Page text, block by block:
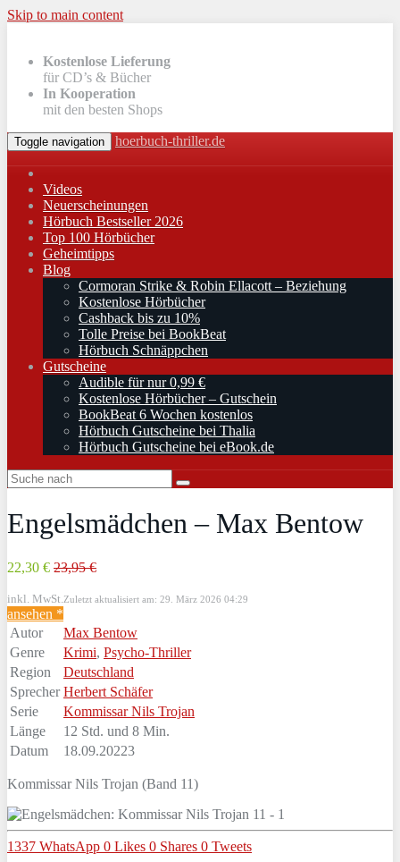
Skip to main content
Kostenlose Lieferung
für CD’s & Bücher
In Kooperation
mit den besten Shops
Toggle navigation hoerbuch-thriller.de
Videos
Neuerscheinungen
Hörbuch Bestseller 2026
Top 100 Hörbücher
Geheimtipps
Blog
Cormoran Strike & Robin Ellacott – Beziehung
Kostenlose Hörbücher
Cashback bis zu 10%
Tolle Preise bei BookBeat
Hörbuch Schnäppchen
Gutscheine
Audible für nur 0,99 €
Kostenlose Hörbücher – Gutschein
BookBeat 6 Wochen kostenlos
Hörbuch Gutscheine bei Thalia
Hörbuch Gutscheine bei eBook.de
Engelsmädchen – Max Bentow
22,30 € 23,95 €
inkl. MwSt. Zuletzt aktualisiert am: 29. März 2026 04:29
ansehen *
Autor
Max Bentow
Genre
Krimi, Psycho-Thriller
Region
Deutschland
Sprecher Herbert Schäfer
Serie
Kommissar Nils Trojan
Länge
12 Std. und 8 Min.
Datum
18.09.20223
Kommissar Nils Trojan (Band 11)
1337 WhatsApp 0 Likes 0 Shares 0 Tweets